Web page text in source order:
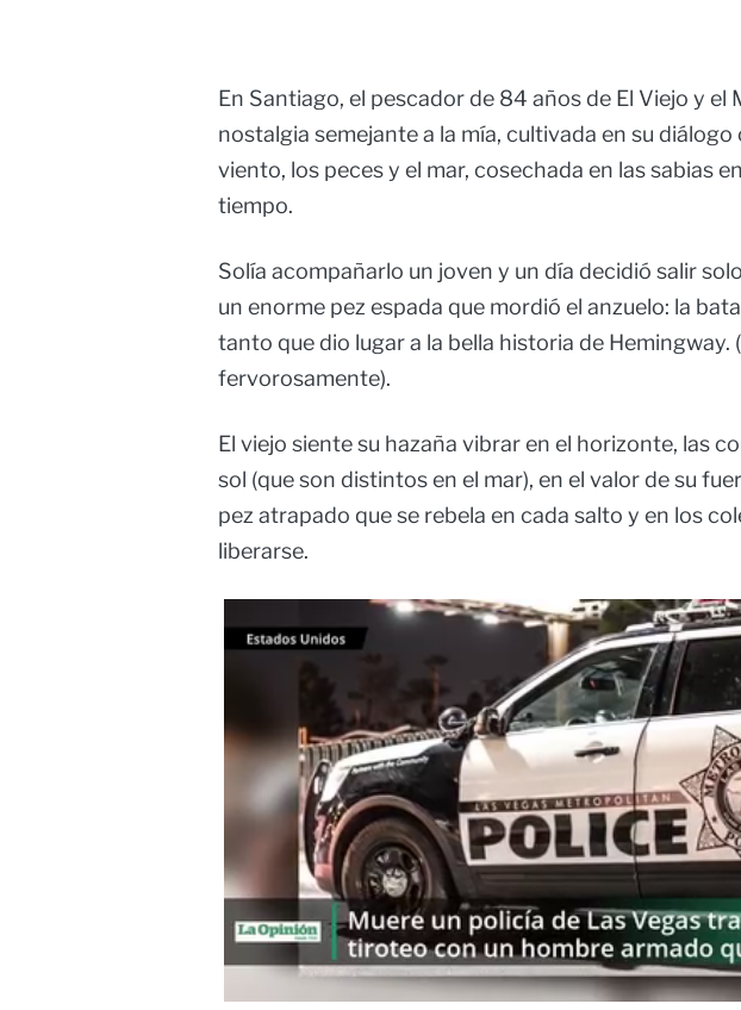
En Santiago, el pescador de 84 años de El Viejo y el
nostalgia semejante a la mía, cultivada en su
viento, los peces y el mar, cosechada en las sabias
tiempo.
Solía acompañarlo un joven y un día decidió salir
un enorme pez espada que mordió el anzuelo: la
tanto que dio lugar a la bella historia de Hemingway.
fervorosamente).
El viejo siente su hazaña vibrar en el horizonte, las
sol (que son distintos en el mar), en el valor de su
pez atrapado que se rebela en cada salto y en los
liberarse.